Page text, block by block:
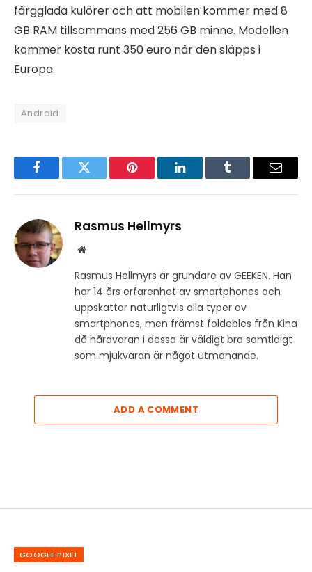
färgglada kulörer och att mobilen kommer med 8
GB RAM tillsammans med 256 GB minne. Modellen
kommer kosta runt 350 euro när den släpps i
Europa.
Android
FacebookTwitter Pinterest LinkedInTumblr Email
Rasmus Hellmyrs
Website
Rasmus Hellmyrs är grundare av GEEKEN. Han
har 14 års erfarenhet av smartphones och
uppskattar naturligtvis alla typer av
smartphones, men främst foldebles från Kina
då hårdvaran i dessa är väldigt bra samtidigt
som mjukvaran är något utmanande.
ADD A COMMENT
GOOGLE PIXEL